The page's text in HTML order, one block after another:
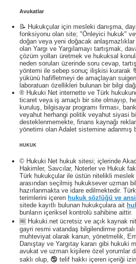
Avukatlar
📝 Hukukçular için mesleki danışma,
fonksiyonu olan site; "Önleyici hukuk"
doğan veya yeni doğacak
olan Yargı ve Yargılamayı tartışmak,
çözüm yolları üretmek ve hukuksal
neden soruları üzerinde soru cevap,
yöntemi ile sebep sonuç ilişkisi kurarak
yükünü hafifletmeyi de amaçlayan
laboratuarı özellikleri bulunan bir bilgi
® Hukuki Net internette ve Türk
ticaret veya iş amaçlı bir site olmayıp,
kuruluş, bilgisayar programı firması,
veyahut herhangi politik veyahut siyasi
desteklenmemekte, finans kaynağı
yönetimi olan Adalet sistemine adanmış
HUKUK
© Hukuki Net hukuk sitesi; içlerinde
Hakimler, Savcılar, Noterler ve Hukuk
Türk hukukçular ile üstün nitelikli
arasından seçilmiş hukuksever uzman
hazırlanmakta ve idare edilmektedir.
terimlerini içeren hukuk sözlüğü ve
sitede kayıtlı bulunan hukukçulara ait
bunların içeriksel kontrolü sahibine aittir.
🆓 Hukuki.net ücretsiz ve açık kaynak
gayri resmi vatandaş bilgilendirme
muhteviyat olarak kanun, yönetmelik,
Danıştay ve Yargıtay kararı gibi hukuki
avukat ve uzman kişilere özel yorumlar
saklı olup, 🕲 telif hakkı içeren içeriği